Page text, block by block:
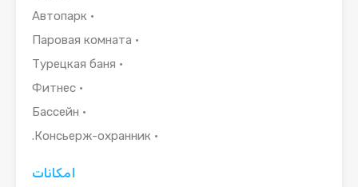
• Автопарк
• Паровая комната
• Турецкая баня
• Фитнес
• Бассейн
• Консьерж-охранник.
امکانات